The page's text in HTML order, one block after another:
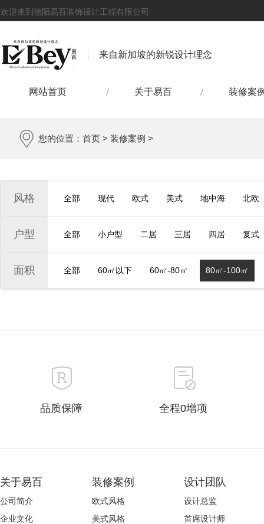
欢迎来到德阳易百装饰设计工程有限公司
来自新加坡的新锐设计理念
网站首页 关于易百 装修案
您的位置： 首页 > 装修案例 >
风格 全部 现代 欧式 美式 地中海 北欧
户型 全部 小户型 二居 三居 四居 复式
面积 全部 60㎡以下 60㎡-80㎡ 80㎡-100㎡
品质保障 全程0增项
关于易百
公司简介
企业文化
装修案例
欧式风格
美式风格
设计团队
设计总监
首席设计师